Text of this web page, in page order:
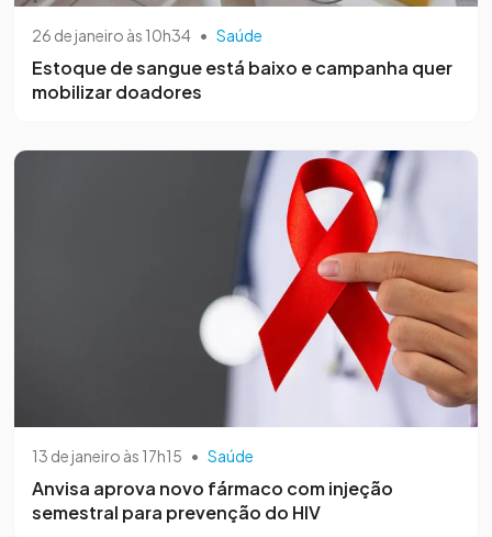
26 de janeiro às 10h34 • Saúde
Estoque de sangue está baixo e campanha quer
mobilizar doadores
13 de janeiro às 17h15 • Saúde
Anvisa aprova novo fármaco com injeção
semestral para prevenção do HIV